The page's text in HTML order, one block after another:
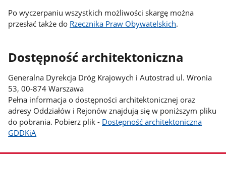
Po wyczerpaniu wszystkich możliwości skargę można
przesłać także do Rzecznika Praw Obywatelskich.
Dostępność architektoniczna
Generalna Dyrekcja Dróg Krajowych i Autostrad ul. Wronia
53, 00-874 Warszawa
Pełna informacja o dostępności architektonicznej oraz
adresy Oddziałów i Rejonów znajdują się w poniższym pliku
do pobrania. Pobierz plik - Dostępność architektoniczna
GDDKiA